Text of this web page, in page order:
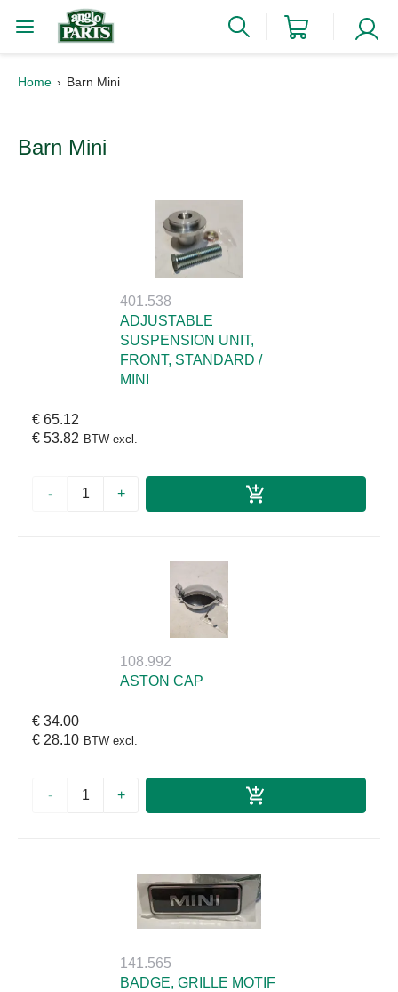
Home Barn Mini
Barn Mini
401.538
ADJUSTABLE
SUSPENSION UNIT,
FRONT, STANDARD /
MINI
€ 65.12
€ 53.82 BTW excl.
- +
108.992
ASTON CAP
€ 34.00
€ 28.10 BTW excl.
- +
141.565
BADGE, GRILLE MOTIF